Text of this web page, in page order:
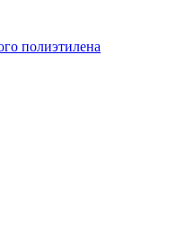
полиэтилена